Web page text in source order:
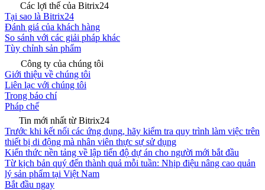
Các lợi thế của Bitrix24
Tại sao là Bitrix24
Đánh giá của khách hàng
So sánh với các giải pháp khác
Tùy chỉnh sản phẩm
Công ty của chúng tôi
Giới thiệu về chúng tôi
Liên lạc với chúng tôi
Trong báo chí
Pháp chế
Tin mới nhất từ Bitrix24
Trước khi kết nối các ứng dụng, hãy kiểm tra quy trình làm việc trên
thiết bị di động mà nhân viên thực sự sử dụng
Kiến thức nền tảng về lập tiến độ dự án cho người mới bắt đầu
Từ kịch bản quý đến thành quả mỗi tuần: Nhịp điệu nâng cao quản
lý sản phẩm tại Việt Nam
Bắt đầu ngay